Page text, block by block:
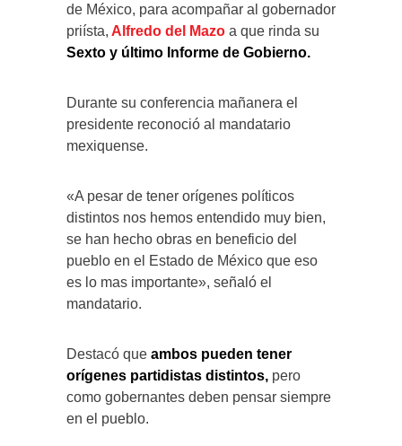
de México, para acompañar al gobernador
priísta, Alfredo del Mazo a que rinda su
Sexto y último Informe de Gobierno.
Durante su conferencia mañanera el
presidente reconoció al mandatario
mexiquense.
«A pesar de tener orígenes políticos
distintos nos hemos entendido muy bien,
se han hecho obras en beneficio del
pueblo en el Estado de México que eso
es lo mas importante», señaló el
mandatario.
Destacó que ambos pueden tener
orígenes partidistas distintos, pero
como gobernantes deben pensar siempre
en el pueblo.